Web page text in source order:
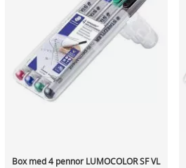
Box med 4 pennor LUMOCOLOR SF VL